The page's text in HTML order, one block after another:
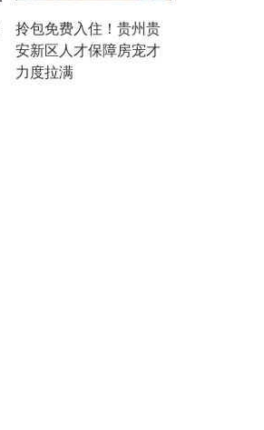
拎包免费入住！贵州贵
安新区人才保障房宠才
力度拉满